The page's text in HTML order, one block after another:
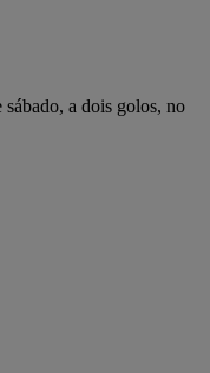
a dois golos, no